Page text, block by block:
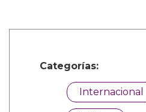
Categorías:
Internacional